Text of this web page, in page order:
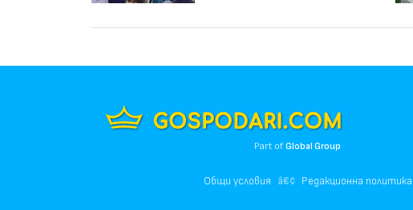
Part ofGlobal Group
Общи условия Редакционна политика